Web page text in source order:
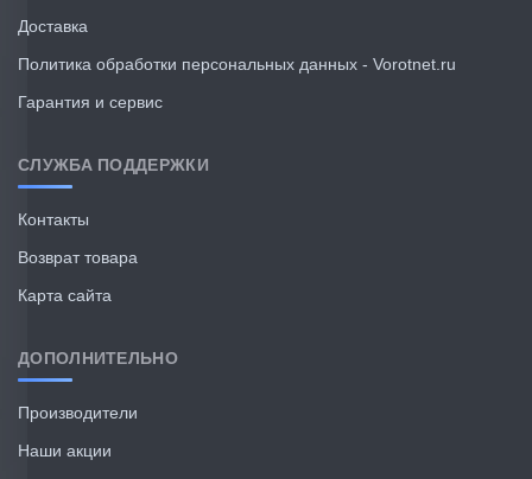
Доставка
Политика обработки персональных данных - Vorotnet.ru
Гарантия и сервис
СЛУЖБА ПОДДЕРЖКИ
Контакты
Возврат товара
Карта сайта
ДОПОЛНИТЕЛЬНО
Производители
Наши акции